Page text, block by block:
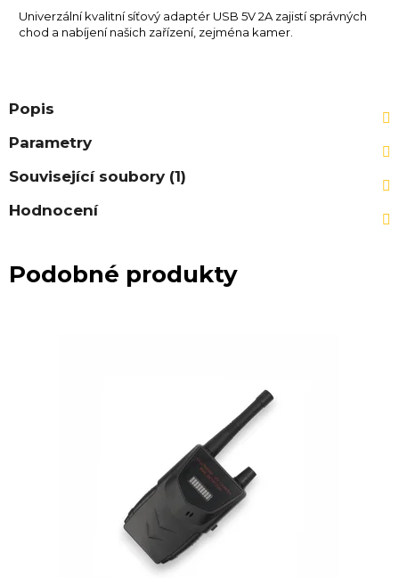
Univerzální kvalitní síťový adaptér USB 5V 2A zajistí správných
chod a nabíjení našich zařízení, zejména kamer.
Popis
Parametry
Související soubory (1)
Hodnocení
Podobné produkty